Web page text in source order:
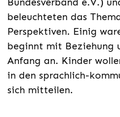
beleuchteten das
Perspektiven. Einig
beginnt mit Beziehung
Anfang an. Kinder
in den sprachlich-
sich mitteilen.